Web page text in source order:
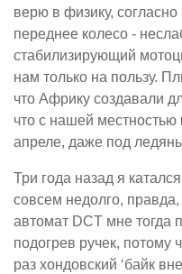
верю в физику,
переднее колесо -
стабилизирующий
нам только на пользу.
что Африку создавали
что с нашей местностью
апреле, даже под
Три года назад я
совсем недолго,
автомат DCT мне тогда
подогрев ручек, потому
раз хондовский ‘байк